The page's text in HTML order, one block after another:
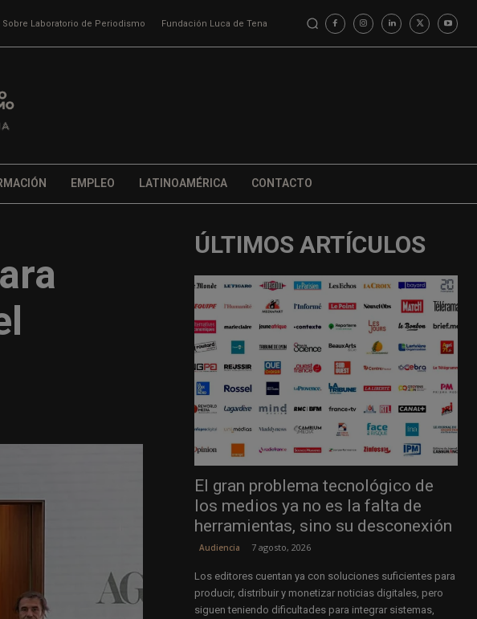
Sobre Laboratorio de Periodismo Fundación Luca de Tena
EMPLEO LATINOAMÉRICA CONTACTO
ÚLTIMOS ARTÍCULOS
El gran problema tecnológico de
los medios ya no es la falta de
herramientas, sino su desconexión
Audiencia 7 agosto, 2026
Los editores cuentan ya con soluciones suficientes para
producir, distribuir y monetizar noticias digitales, pero
siguen teniendo dificultades para integrar sistemas,